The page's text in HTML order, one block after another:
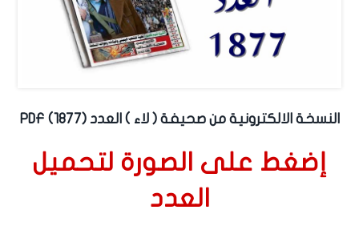
النسخة الالكترونية من صحيفة ( لاء ) العدد (1877) PDF
إضغط على الصورة لتحميل
العدد